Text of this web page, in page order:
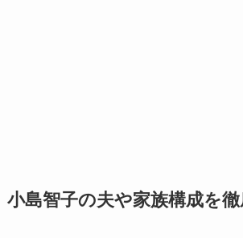
小島智子の夫や家族構成を徹